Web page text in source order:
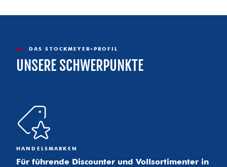
DAS STOCKMEYER-PROFIL
UNSERE SCHWERPUNKTE
HANDELSMARKEN
Für führende Discounter und Vollsortimenter in